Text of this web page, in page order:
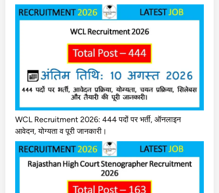
WCL Recruitment 2026: 444 पदों पर भर्ती, ऑनलाइन
आवेदन, योग्यता व पूरी जानकारी।